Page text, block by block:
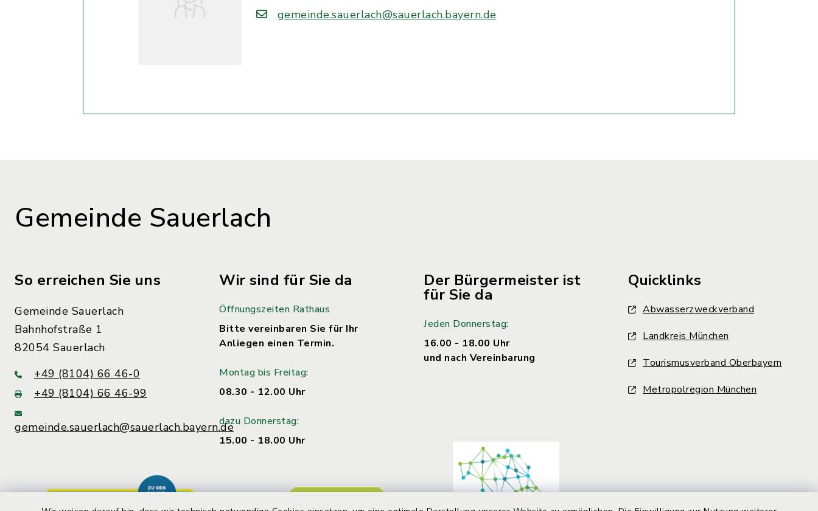
gemeinde.sauerlach@sauerlach.bayern.de
Gemeinde Sauerlach
So erreichen Sie uns
Gemeinde Sauerlach
Bahnhofstraße 1
82054 Sauerlach
+49 (8104) 66 46-0
+49 (8104) 66 46-99
gemeinde.sauerlach@sauerlach.bayern.de
Wir sind für Sie da
Öffnungszeiten Rathaus
Bitte vereinbaren Sie für Ihr
Anliegen einen Termin.
Montag bis Freitag:
08.30 - 12.00 Uhr
dazu Donnerstag:
15.00 - 18.00 Uhr
Der Bürgermeister ist
für Sie da
Jeden Donnerstag:
16.00 - 18.00 Uhr
und nach Vereinbarung
Quicklinks
Abwasserzweckverband
Landkreis München
Tourismusverband Oberbayern
Metropolregion München